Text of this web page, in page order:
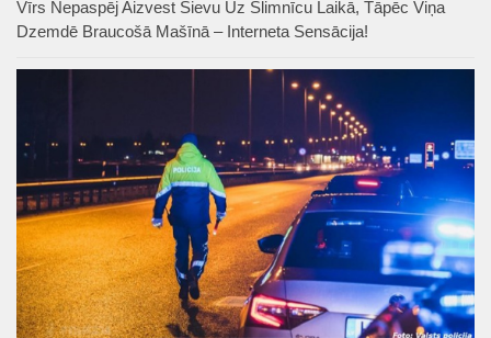
Vīrs Nepaspēj Aizvest Sievu Uz Slimnīcu Laikā, Tāpēc Viņa
Dzemdē Braucošā Mašīnā – Interneta Sensācija!